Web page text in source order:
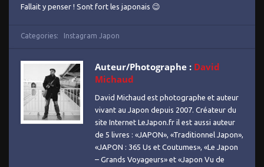
Fallait y penser ! Sont fort les japonais 😉
Categories: Instagram Japon
Auteur/Photographe : David
Michaud
David Michaud est photographe et auteur
vivant au Japon depuis 2007. Créateur du
site Internet LeJapon.fr il est aussi auteur
de 5 livres : «JAPON», «Traditionnel Japon»,
«JAPON : 365 Us et Coutumes», «Le Japon
– Grands Voyageurs» et «Japon Vu de